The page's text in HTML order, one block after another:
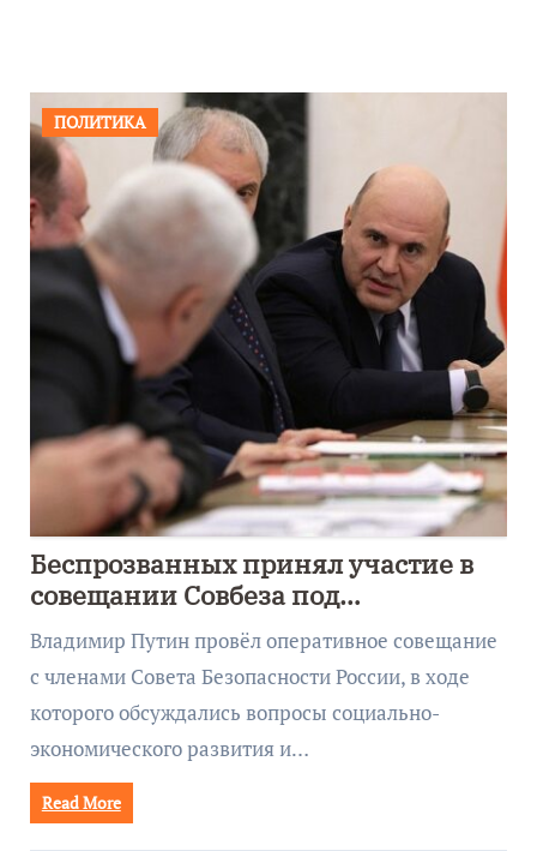
ПОЛИТИКА
Беспрозванных принял участие в
совещании Совбеза под
руководством Путина
Владимир Путин провёл оперативное совещание
с членами Совета Безопасности России, в ходе
которого обсуждались вопросы социально-
экономического развития и…
Read More